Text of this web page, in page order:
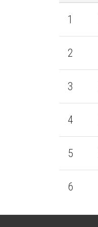
1
2
3
4
5
6